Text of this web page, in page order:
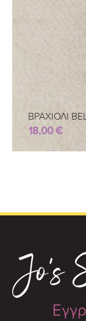
ΒΡΑΧΙΟΛΙ
18,00€